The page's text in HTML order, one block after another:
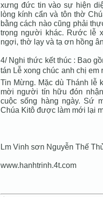
xưng đức tin vào sự hiện
lòng kính cẩn và tôn thờ
bằng cách nào cũng phải
trọng người khác. Rước lễ
ngợi, thờ lạy và tạ ơn hồng
4/ Nghi thức kết thúc : Bao
tán Lễ xong chúc anh chị
Tin Mừng. Mặc dù Thánh lễ
mời người tín hữu đón
cuộc sống hàng ngày. Sứ
Chúa Kitô được làm mới lại
Lm Vinh sơn Nguyễn Thế
www.hanhtrinh.4t.com